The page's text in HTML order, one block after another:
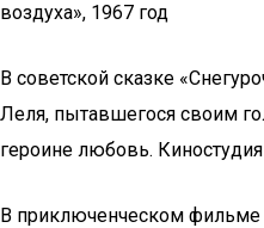
воздуха», 1967 год
В советской сказке
Леля, пытавшегося своим
героине любовь.
В приключенческом